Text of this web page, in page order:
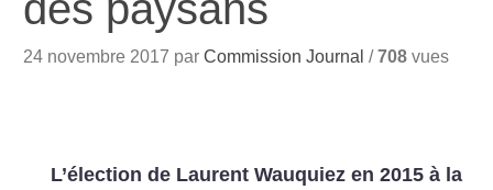
24 novembre 2017 parCommission Journal /708 vues
L’élection de Laurent Wauquiez en 2015 à la